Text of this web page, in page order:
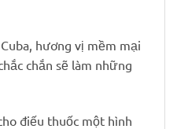
hương vị mềm mại
chắn sẽ làm những
điếu thuốc một hình